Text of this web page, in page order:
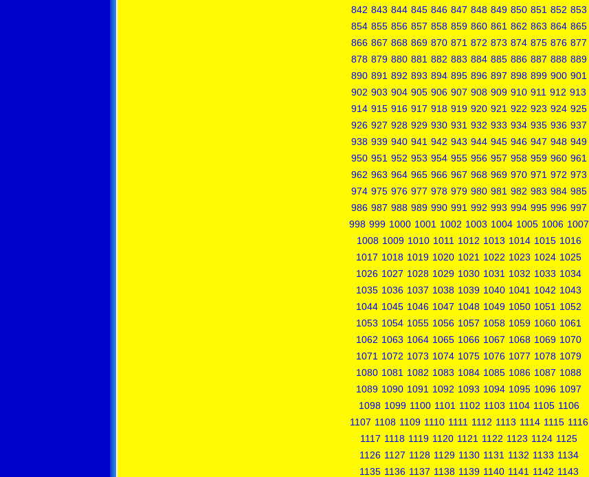
842 843 844 845 846 847 848 849 850 851 852 853
854 855 856 857 858 859 860 861 862 863 864 865
866 867 868 869 870 871 872 873 874 875 876 877
878 879 880 881 882 883 884 885 886 887 888 889
890 891 892 893 894 895 896 897 898 899 900 901
902 903 904 905 906 907 908 909 910 911 912 913
914 915 916 917 918 919 920 921 922 923 924 925
926 927 928 929 930 931 932 933 934 935 936 937
938 939 940 941 942 943 944 945 946 947 948 949
950 951 952 953 954 955 956 957 958 959 960 961
962 963 964 965 966 967 968 969 970 971 972 973
974 975 976 977 978 979 980 981 982 983 984 985
986 987 988 989 990 991 992 993 994 995 996 997
998 999 1000 1001 1002 1003 1004 1005 1006 1007
1008 1009 1010 1011 1012 1013 1014 1015 1016
1017 1018 1019 1020 1021 1022 1023 1024 1025
1026 1027 1028 1029 1030 1031 1032 1033 1034
1035 1036 1037 1038 1039 1040 1041 1042 1043
1044 1045 1046 1047 1048 1049 1050 1051 1052
1053 1054 1055 1056 1057 1058 1059 1060 1061
1062 1063 1064 1065 1066 1067 1068 1069 1070
1071 1072 1073 1074 1075 1076 1077 1078 1079
1080 1081 1082 1083 1084 1085 1086 1087 1088
1089 1090 1091 1092 1093 1094 1095 1096 1097
1098 1099 1100 1101 1102 1103 1104 1105 1106
1107 1108 1109 1110 1111 1112 1113 1114 1115 1116
1117 1118 1119 1120 1121 1122 1123 1124 1125
1126 1127 1128 1129 1130 1131 1132 1133 1134
1135 1136 1137 1138 1139 1140 1141 1142 1143